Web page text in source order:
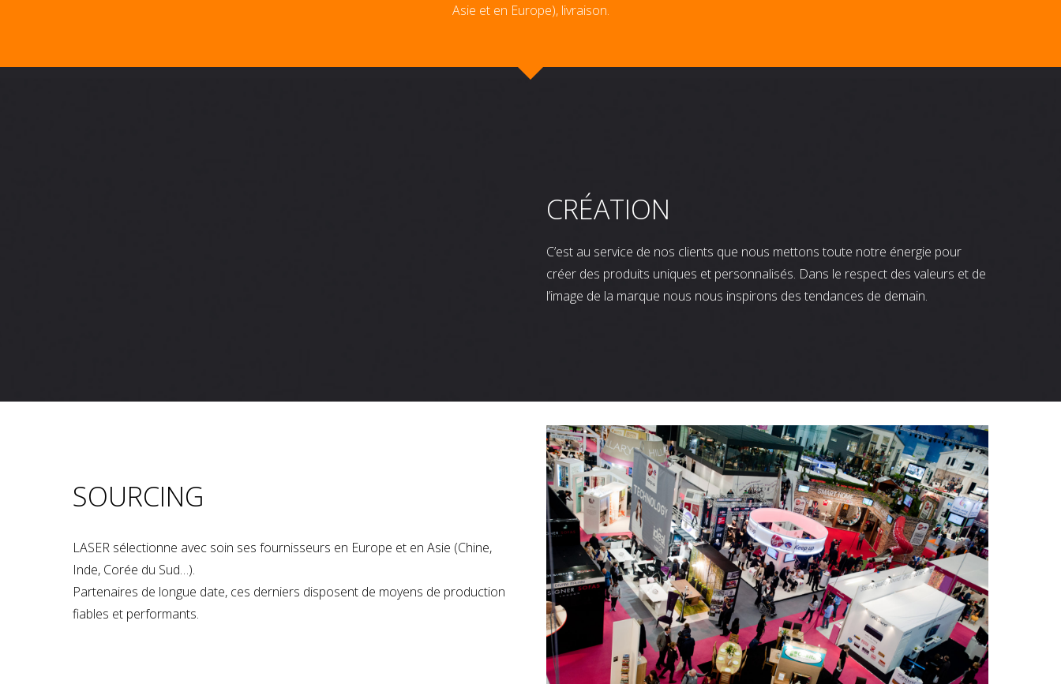
Asie et en Europe), livraison.
CRÉATION
C’est au service de nos clients que nous mettons toute notre énergie pour
créer des produits uniques et personnalisés. Dans le respect des valeurs et de
l’image de la marque nous nous inspirons des tendances de demain.
SOURCING
LASER sélectionne avec soin ses fournisseurs en Europe et en Asie (Chine,
Inde, Corée du Sud…).
Partenaires de longue date, ces derniers disposent de moyens de production
fiables et performants.